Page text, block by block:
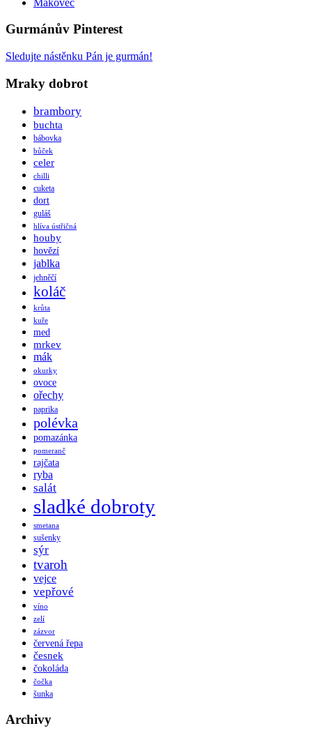
Gurmánův Pinterest
Sledujte nástěnku Pán je gurmán!
Mraky dobrot
brambory
buchta
bábovka
bůček
celer
chilli
cuketa
dort
guláš
hlíva ústřičná
houby
hovězí
jablka
jehněčí
koláč
krůta
kuře
med
mrkev
mák
okurky
ovoce
ořechy
paprika
polévka
pomazánka
pomeranč
rajčata
ryba
salát
sladké dobroty
smetana
sušenky
sýr
tvaroh
vejce
vepřové
víno
zelí
zázvor
červená řepa
česnek
čokoláda
čočka
šunka
Archivy